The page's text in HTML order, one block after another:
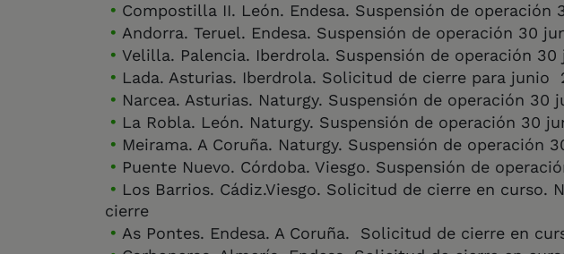
Compostilla II. León. Endesa. Suspensión de operación
Andorra. Teruel. Endesa. Suspensión de operación 30
Velilla. Palencia. Iberdrola. Suspensión de operación 30
Lada. Asturias. Iberdrola. Solicitud de cierre para junio
Narcea. Asturias. Naturgy. Suspensión de operación 30
La Robla. León. Naturgy. Suspensión de operación 30
Meirama. A Coruña. Naturgy. Suspensión de operación
Puente Nuevo. Córdoba. Viesgo. Suspensión de
Los Barrios. Cádiz.Viesgo. Solicitud de cierre en curso.
cierre
As Pontes. Endesa. A Coruña. Solicitud de cierre en